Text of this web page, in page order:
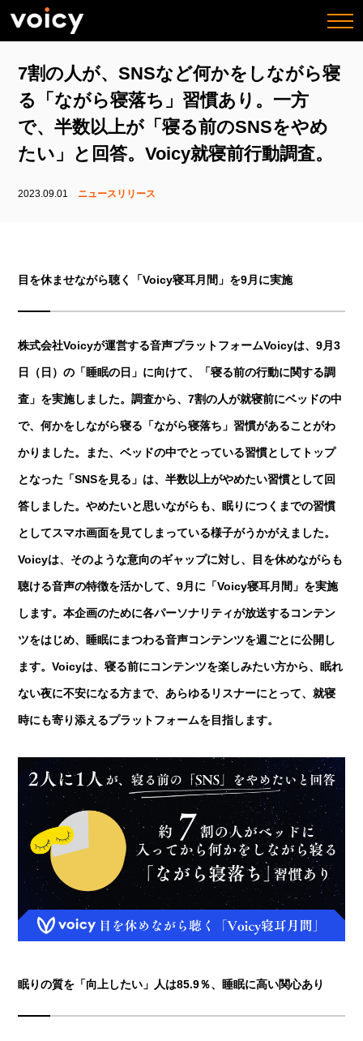
7割の人が、SNSなど何かをしながら寝
る「ながら寝落ち」習慣あり。一方
で、半数以上が「寝る前のSNSをやめ
たい」と回答。Voicy就寝前行動調査。
2023.09.01 ニュースリリース
目を休ませながら聴く「Voicy寝耳月間」を9月に実施
株式会社Voicyが運営する音声プラットフォームVoicyは、9月3
日（日）の「睡眠の日」に向けて、「寝る前の行動に関する調
査」を実施しました。調査から、7割の人が就寝前にベッドの中
で、何かをしながら寝る「ながら寝落ち」習慣があることがわ
かりました。また、ベッドの中でとっている習慣としてトップ
となった「SNSを見る」は、半数以上がやめたい習慣として回
答しました。やめたいと思いながらも、眠りにつくまでの習慣
としてスマホ画面を見てしまっている様子がうかがえました。
Voicyは、そのような意向のギャップに対し、目を休めながらも
聴ける音声の特徴を活かして、9月に「Voicy寝耳月間」を実施
します。本企画のために各パーソナリティが放送するコンテン
ツをはじめ、睡眠にまつわる音声コンテンツを週ごとに公開し
ます。Voicyは、寝る前にコンテンツを楽しみたい方から、眠れ
ない夜に不安になる方まで、あらゆるリスナーにとって、就寝
時にも寄り添えるプラットフォームを目指します。
眠りの質を「向上したい」人は85.9％、睡眠に高い関心あり